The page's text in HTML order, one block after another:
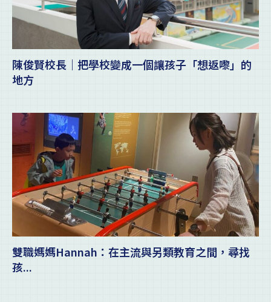
陳俊賢校長｜把學校變成一個讓孩子「想返嚟」的
地方
雙職媽媽Hannah：在主流與另類教育之間，尋找
孩...